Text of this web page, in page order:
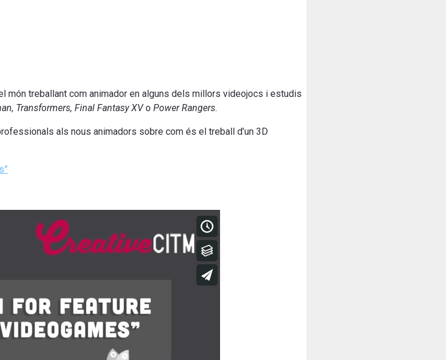
món treballant com animador en alguns dels millors videojocs i estudis
Transformers, Final Fantasy XVo Power Rangers.
als nous animadors sobre com és el treball d’un 3D